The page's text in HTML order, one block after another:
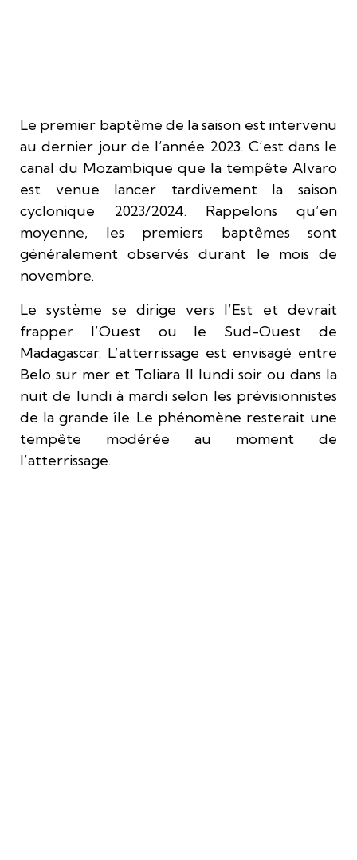
Le premier baptême de la saison est intervenu
au dernier jour de l’année 2023. C’est dans le
canal du Mozambique que la tempête Alvaro
est venue lancer tardivement la saison
cyclonique 2023/2024. Rappelons qu’en
moyenne, les premiers baptêmes sont
généralement observés durant le mois de
novembre.
Le système se dirige vers l’Est et devrait
frapper l’Ouest ou le Sud-Ouest de
Madagascar. L’atterrissage est envisagé entre
Belo sur mer et Toliara II lundi soir ou dans la
nuit de lundi à mardi selon les prévisionnistes
de la grande île. Le phénomène resterait une
tempête modérée au moment de
l’atterrissage.